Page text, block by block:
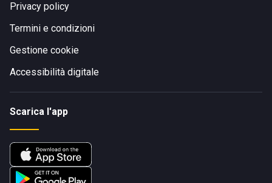
Privacy policy
Termini e condizioni
Gestione cookie
Accessibilità digitale
Scarica l'app